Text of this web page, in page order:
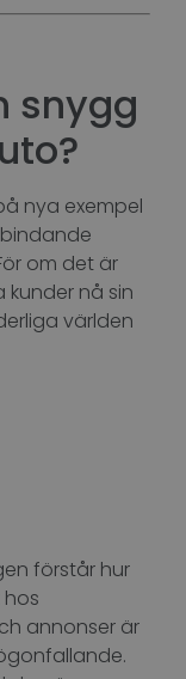
snygg
nya exempel
om det är
nå sin
världen
förstår hur
annonser är